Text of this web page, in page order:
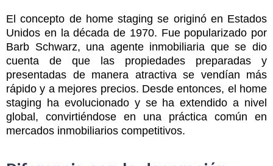
El concepto de home staging se originó en Estados
Unidos en la década de 1970. Fue popularizado por
Barb Schwarz, una agente inmobiliaria que se dio
cuenta de que las propiedades preparadas y
presentadas de manera atractiva se vendían más
rápido y a mejores precios. Desde entonces, el home
staging ha evolucionado y se ha extendido a nivel
global, convirtiéndose en una práctica común en
mercados inmobiliarios competitivos.